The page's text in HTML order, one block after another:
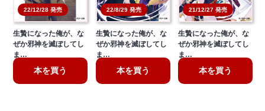
22/12/28 発売
生贄になった俺が、な
ぜか邪神を滅ぼしてし
ま…
本を買う
22/8/29 発売
生贄になった俺が、な
ぜか邪神を滅ぼしてし
ま…
本を買う
21/12/27 発売
生贄になった俺が、な
ぜか邪神を滅ぼしてし
ま…
本を買う